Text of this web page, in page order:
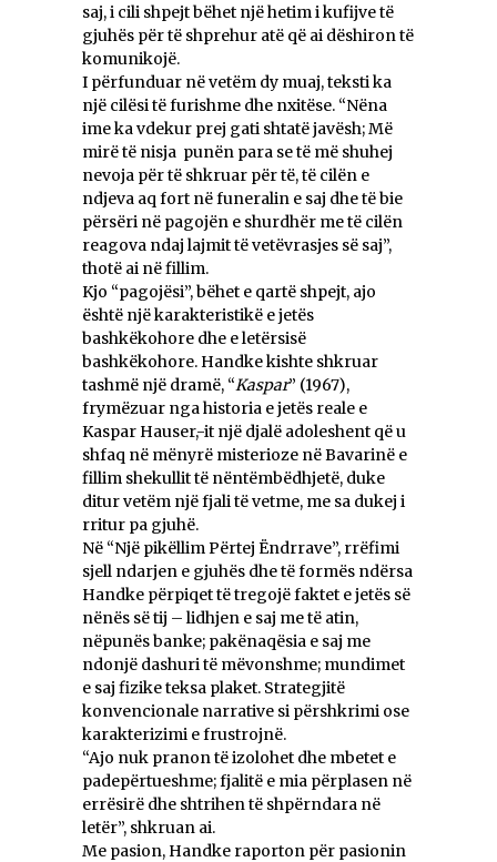
saj, i cili shpejt bëhet një hetim i kufijve të
gjuhës për të shprehur atë që ai dëshiron të
komunikojë.
I përfunduar në vetëm dy muaj, teksti ka
një cilësi të furishme dhe nxitëse. “Nëna
ime ka vdekur prej gati shtatë javësh; Më
mirë të nisja punën para se të më shuhej
nevoja për të shkruar për të, të cilën e
ndjeva aq fort në funeralin e saj dhe të bie
përsëri në pagojën e shurdhër me të cilën
reagova ndaj lajmit të vetëvrasjes së saj”,
thotë ai në fillim.
Kjo “pagojësi”, bëhet e qartë shpejt, ajo
është një karakteristikë e jetës
bashkëkohore dhe e letërsisë
bashkëkohore. Handke kishte shkruar
tashmë një dramë, “Kaspar” (1967),
frymëzuar nga historia e jetës reale e
Kaspar Hauser,-it një djalë adoleshent që u
shfaq në mënyrë misterioze në Bavarinë e
fillim shekullit të nëntëmbëdhjetë, duke
ditur vetëm një fjali të vetme, me sa dukej i
rritur pa gjuhë.
Në “Një pikëllim Përtej Ëndrrave”, rrëfimi
sjell ndarjen e gjuhës dhe të formës ndërsa
Handke përpiqet të tregojë faktet e jetës së
nënës së tij – lidhjen e saj me të atin,
nëpunës banke; pakënaqësia e saj me
ndonjë dashuri të mëvonshme; mundimet
e saj fizike teksa plaket. Strategjitë
konvencionale narrative si përshkrimi ose
karakterizimi e frustrojnë.
“Ajo nuk pranon të izolohet dhe mbetet e
padepërtueshme; fjalitë e mia përplasen në
errësirë ​​dhe shtrihen të shpërndara në
letër”, shkruan ai.
Me pasion, Handke raporton për pasionin